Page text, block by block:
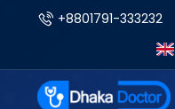
+8801791-333232